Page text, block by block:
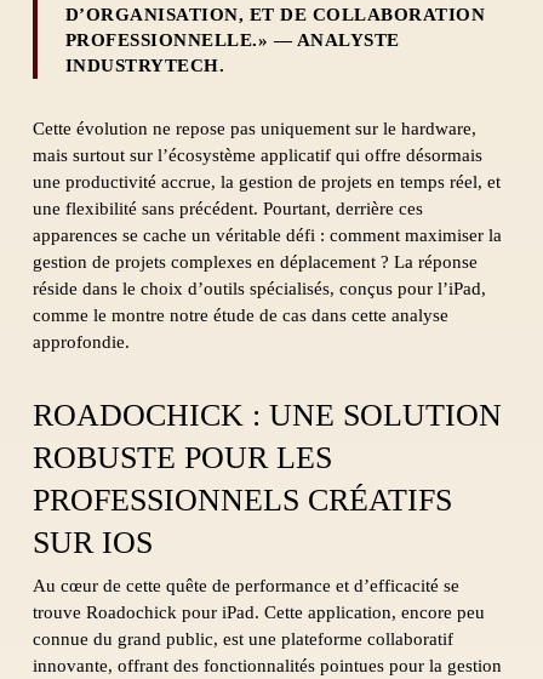
D’ORGANISATION, ET DE COLLABORATION
PROFESSIONNELLE.» — ANALYSTE
INDUSTRYTECH.
Cette évolution ne repose pas uniquement sur le hardware,
mais surtout sur l’écosystème applicatif qui offre désormais
une productivité accrue, la gestion de projets en temps réel, et
une flexibilité sans précédent. Pourtant, derrière ces
apparences se cache un véritable défi : comment maximiser la
gestion de projets complexes en déplacement ? La réponse
réside dans le choix d’outils spécialisés, conçus pour l’iPad,
comme le montre notre étude de cas dans cette analyse
approfondie.
ROADOCHICK : UNE SOLUTION
ROBUSTE POUR LES
PROFESSIONNELS CRÉATIFS
SUR IOS
Au cœur de cette quête de performance et d’efficacité se
trouve Roadochick pour iPad. Cette application, encore peu
connue du grand public, est une plateforme collaboratif
innovante, offrant des fonctionnalités pointues pour la gestion